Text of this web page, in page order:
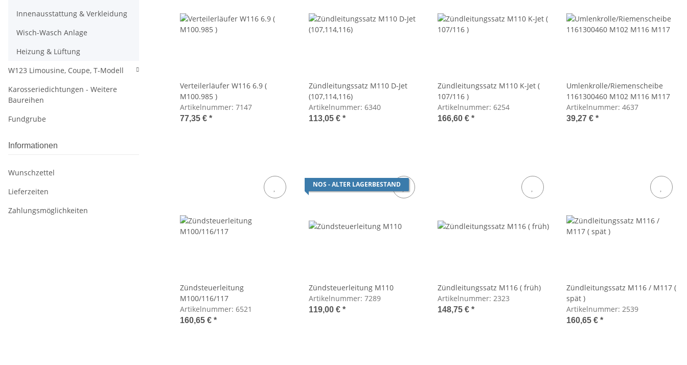
Verteilerläufer W116 6.9 (
M100.985 )
Artikelnummer: 7147
77,35 € *
Zündleitungssatz M110 D-Jet
(107,114,116)
Artikelnummer: 6340
113,05 € *
Zündleitungssatz M110 K-Jet (
107/116 )
Artikelnummer: 6254
166,60 € *
Umlenkrolle/Riemenscheibe
1161300460 M102 M116 M117
Artikelnummer: 4637
39,27 € *
Zündsteuerleitung
M100/116/117
Artikelnummer: 6521
160,65 € *
NOS - ALTER LAGERBESTAND
Zündsteuerleitung M110
Artikelnummer: 7289
119,00 € *
Zündleitungssatz M116 ( früh)
Artikelnummer: 2323
148,75 € *
Zündleitungssatz M116 / M117 (
spät )
Artikelnummer: 2539
160,65 € *
Innenausstattung & Verkleidung
Wisch-Wasch Anlage
Heizung & Lüftung
W123 Limousine, Coupe, T-Modell
Karosseriedichtungen - Weitere
Baureihen
Fundgrube
Informationen
Wunschzettel
Lieferzeiten
Zahlungsmöglichkeiten